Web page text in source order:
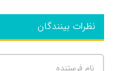
نظرات بینندگان